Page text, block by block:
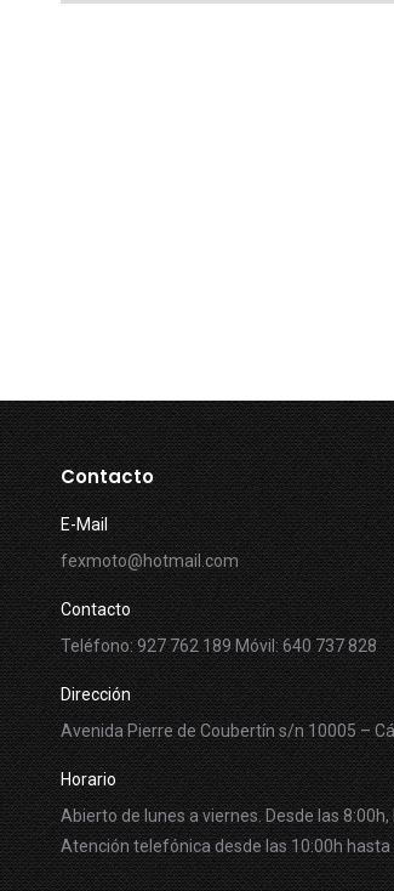
Contacto
E-Mail
fexmoto@hotmail.com
Contacto
Teléfono: 927 762 189 Móvil: 640 737 828
Dirección
Avenida Pierre de Coubertín s/n 10005 –
Horario
Abierto de lunes a viernes. Desde las
Atención telefónica desde las 10:00h hasta